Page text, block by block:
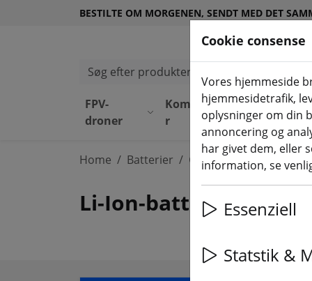
BESTILTE OM MORGENEN, SENDT MED DET
Søg efter produkter
FPV-
droner
Komponente
r
Udsty
Home Batterier Genopladeligt Li-Ion-
Li-Ion-batterier -
Cookie consense
Vores hjemmeside
hjemmesidetrafik,
oplysninger om din
annoncering og
har givet dem, eller
information, se
Essenziell
Statstik &